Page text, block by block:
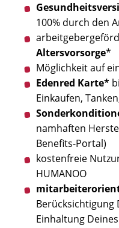
100% durch den
Altersvorsorge*
Möglichkeit auf
Edenred Karte*
Einkaufen,
namhaften
Benefits-Portal)
kostenfreie
HUMANOO
Berücksichtigung
Einhaltung